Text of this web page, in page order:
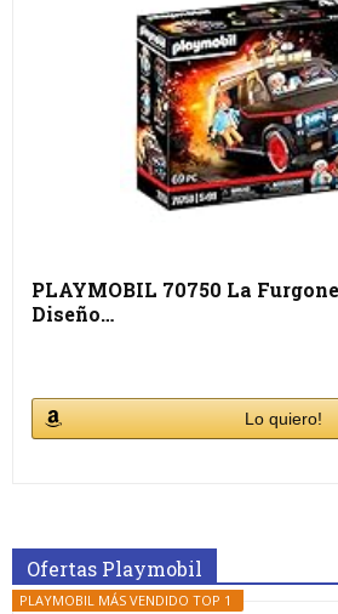
PLAYMOBIL 70750 La
Diseño…
Lo quiero!
Ofertas Playmobil
PLAYMOBIL MÁS VENDIDO TOP 1